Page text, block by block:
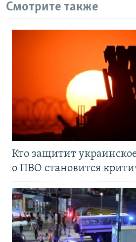
Смотрите также
Кто защитит
о ПВО становится